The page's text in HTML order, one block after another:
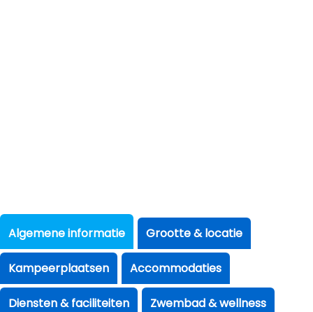
Algemene informatie Grootte & locatie
Kampeerplaatsen Accommodaties
Diensten & faciliteiten Zwembad & wellness